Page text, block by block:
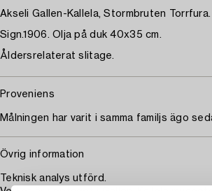
Akseli Gallen-Kallela, Stormbruten Torrfura.
Sign.1906. Olja på duk 40x35 cm.
Åldersrelaterat slitage.
Proveniens
Målningen har varit i samma familjs ägo
Övrig information
Teknisk analys utförd.